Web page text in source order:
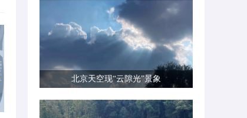
北京天空现“云隙光”景象